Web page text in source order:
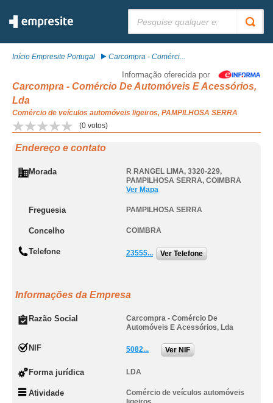
Início Empresite Portugal Carcompra - Comérci...
Informação oferecida por
Carcompra - Comércio De Automóveis E Acessórios,
Lda
Comércio de veículos automóveis ligeiros, PAMPILHOSA SERRA
(0 votos)
Endereço e contato
Morada R RANGEL LIMA, 3320-229,
PAMPILHOSA SERRA, COIMBRA
Ver Mapa
Freguesia PAMPILHOSA SERRA
Concelho COIMBRA
Telefone 23555... Ver Telefone
Informações da Empresa
Razão Social
Carcompra - Comércio De
Automóveis E Acessórios, Lda
NIF 5082... Ver NIF
Forma jurídica LDA
Atividade
Comércio de veículos automóveis